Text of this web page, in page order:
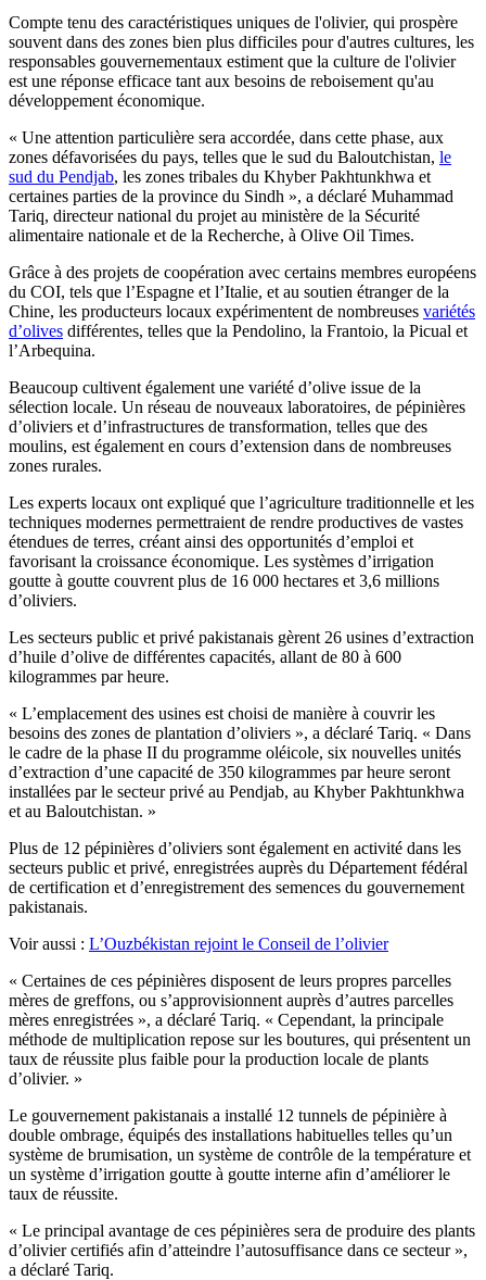
Compte tenu des caractéristiques uniques de l'olivier, qui prospère
souvent dans des zones bien plus difficiles pour d'autres cultures, les
responsables gouvernementaux estiment que la culture de l'olivier
est une réponse efficace tant aux besoins de reboisement qu'au
développement économique.
« Une attention particulière sera accordée, dans cette phase, aux
zones défavorisées du pays, telles que le sud du Baloutchistan, le
sud du Pendjab, les zones tribales du Khyber Pakhtunkhwa et
certaines parties de la province du Sindh », a déclaré Muhammad
Tariq, directeur national du projet au ministère de la Sécurité
alimentaire nationale et de la Recherche, à Olive Oil Times.
Grâce à des projets de coopération avec certains membres européens
du COI, tels que l’Espagne et l’Italie, et au soutien étranger de la
Chine, les producteurs locaux expérimentent de nombreuses variétés
d’olives différentes, telles que la Pendolino, la Frantoio, la Picual et
l’Arbequina.
Beaucoup cultivent également une variété d’olive issue de la
sélection locale. Un réseau de nouveaux laboratoires, de pépinières
d’oliviers et d’infrastructures de transformation, telles que des
moulins, est également en cours d’extension dans de nombreuses
zones rurales.
Les experts locaux ont expliqué que l’agriculture traditionnelle et les
techniques modernes permettraient de rendre productives de vastes
étendues de terres, créant ainsi des opportunités d’emploi et
favorisant la croissance économique. Les systèmes d’irrigation
goutte à goutte couvrent plus de 16 000 hectares et 3,6 millions
d’oliviers.
Les secteurs public et privé pakistanais gèrent 26 usines d’extraction
d’huile d’olive de différentes capacités, allant de 80 à 600
kilogrammes par heure.
« L’emplacement des usines est choisi de manière à couvrir les
besoins des zones de plantation d’oliviers », a déclaré Tariq. « Dans
le cadre de la phase II du programme oléicole, six nouvelles unités
d’extraction d’une capacité de 350 kilogrammes par heure seront
installées par le secteur privé au Pendjab, au Khyber Pakhtunkhwa
et au Baloutchistan. »
Plus de 12 pépinières d’oliviers sont également en activité dans les
secteurs public et privé, enregistrées auprès du Département fédéral
de certification et d’enregistrement des semences du gouvernement
pakistanais.
Voir aussi : L’Ouzbékistan rejoint le Conseil de l’olivier
« Certaines de ces pépinières disposent de leurs propres parcelles
mères de greffons, ou s’approvisionnent auprès d’autres parcelles
mères enregistrées », a déclaré Tariq. « Cependant, la principale
méthode de multiplication repose sur les boutures, qui présentent un
taux de réussite plus faible pour la production locale de plants
d’olivier. »
Le gouvernement pakistanais a installé 12 tunnels de pépinière à
double ombrage, équipés des installations habituelles telles qu’un
système de brumisation, un système de contrôle de la température et
un système d’irrigation goutte à goutte interne afin d’améliorer le
taux de réussite.
« Le principal avantage de ces pépinières sera de produire des plants
d’olivier certifiés afin d’atteindre l’autosuffisance dans ce secteur »,
a déclaré Tariq.